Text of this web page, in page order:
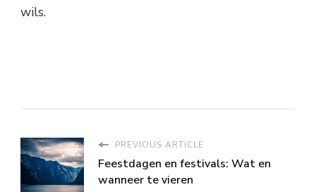
wils.
PREVIOUS ARTICLE
Feestdagen en festivals: Wat en
wanneer te vieren